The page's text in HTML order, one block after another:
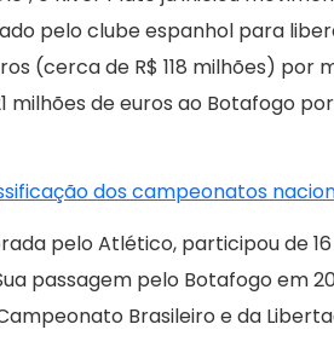
pelo clube espanhol para
(cerca de R$ 118 milhões) por
milhões de euros ao Botafogo
dos campeonatos
pelo Atlético, participou de
passagem pelo Botafogo em
Brasileiro e da